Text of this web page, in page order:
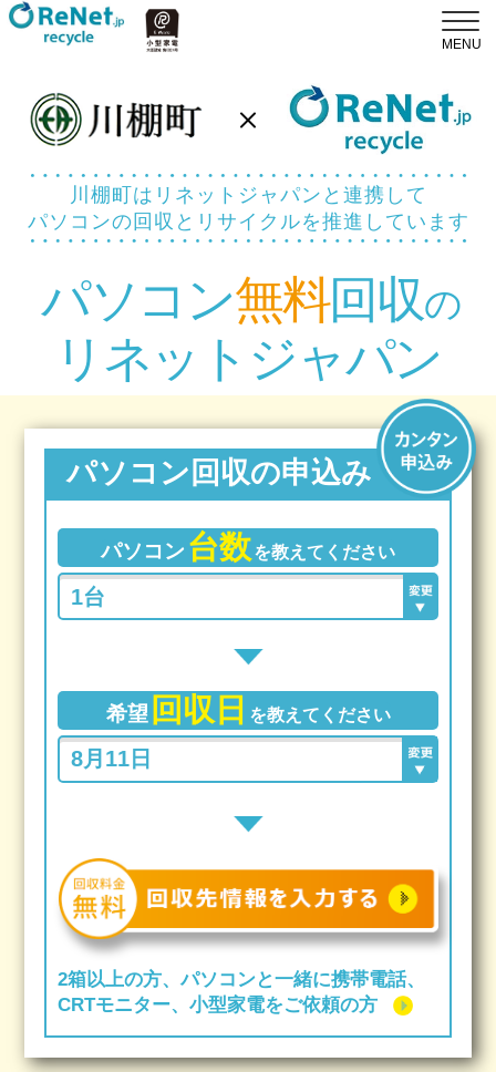
川棚町はリネットジャパンと連携して
パソコンの回収とリサイクルを推進しています
パソコン無料回収の
リネットジャパン
パソコン回収の申込み
パソコン 台数を教えてください
希望 回収日 を教えてください
2箱以上の方、パソコンと一緒に携帯電話、
CRTモニター、小型家電をご依頼の方